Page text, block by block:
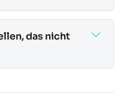
das nicht